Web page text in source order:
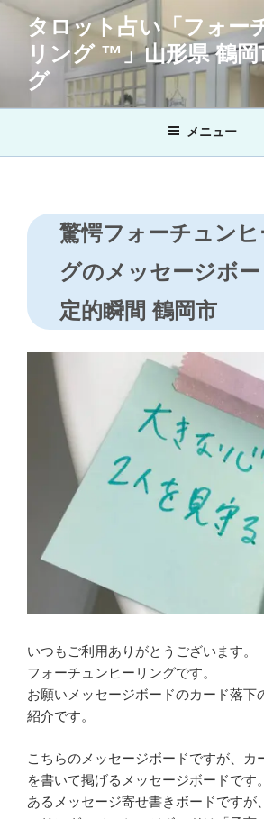
キ
タロット占い「フォー
リング ™」山形県 鶴
グ
メニュー
驚愕フォーチュンヒ
グのメッセージボ
定的瞬間 鶴岡市
いつもご利用ありがとうございます。
フォーチュンヒーリングです。
お願いメッセージボードのカード落下
紹介です。
こちらのメッセージボードですが、カ
を書いて掲げるメッセージボードです
あるメッセージ寄せ書きボードですが